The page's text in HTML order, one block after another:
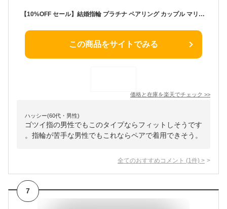
【10%OFF セール】結婚指輪 プラチナ ペアリング カップル マリッジリング ハワイアンジュエリー ハワイアン ハート ミル打ち 人気 シンプル 2個セット プレゼント 結婚式 記念日 誕生日 ブライダル ウエディング 普段使い
この商品をサイトでみる
価格と在庫を楽天でチェック >>
ハッシー(60代・男性)
ゴツイ指の男性でもこのタイプならフィットしそうです
。指輪が苦手な男性でもこれならペアで着用できそう。
全てのおすすめコメント (1 件) >
7